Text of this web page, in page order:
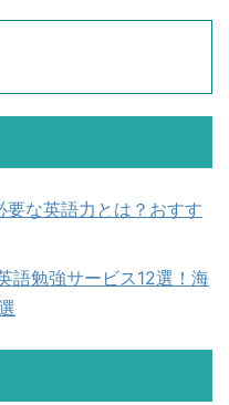
要な英語力とは？おすす
語勉強サービス12選！海